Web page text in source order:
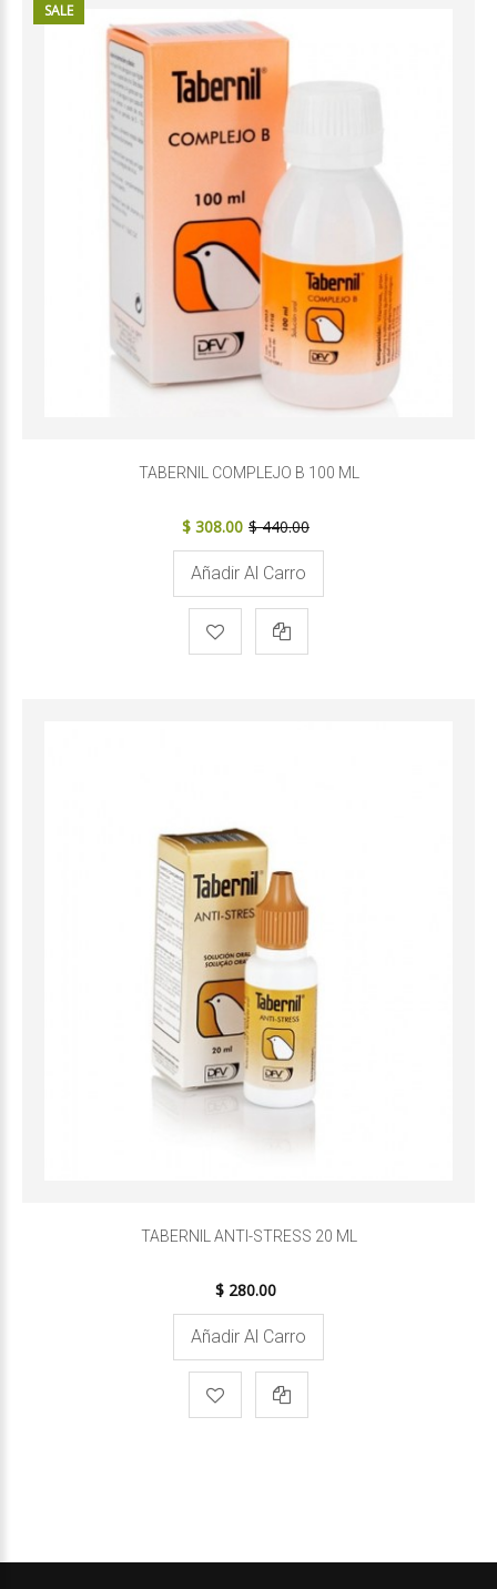
SALE
TABERNIL COMPLEJO B 100 ML
$ 308.00 $ 440.00
Añadir Al Carro
TABERNIL ANTI-STRESS 20 ML
$ 280.00
Añadir Al Carro